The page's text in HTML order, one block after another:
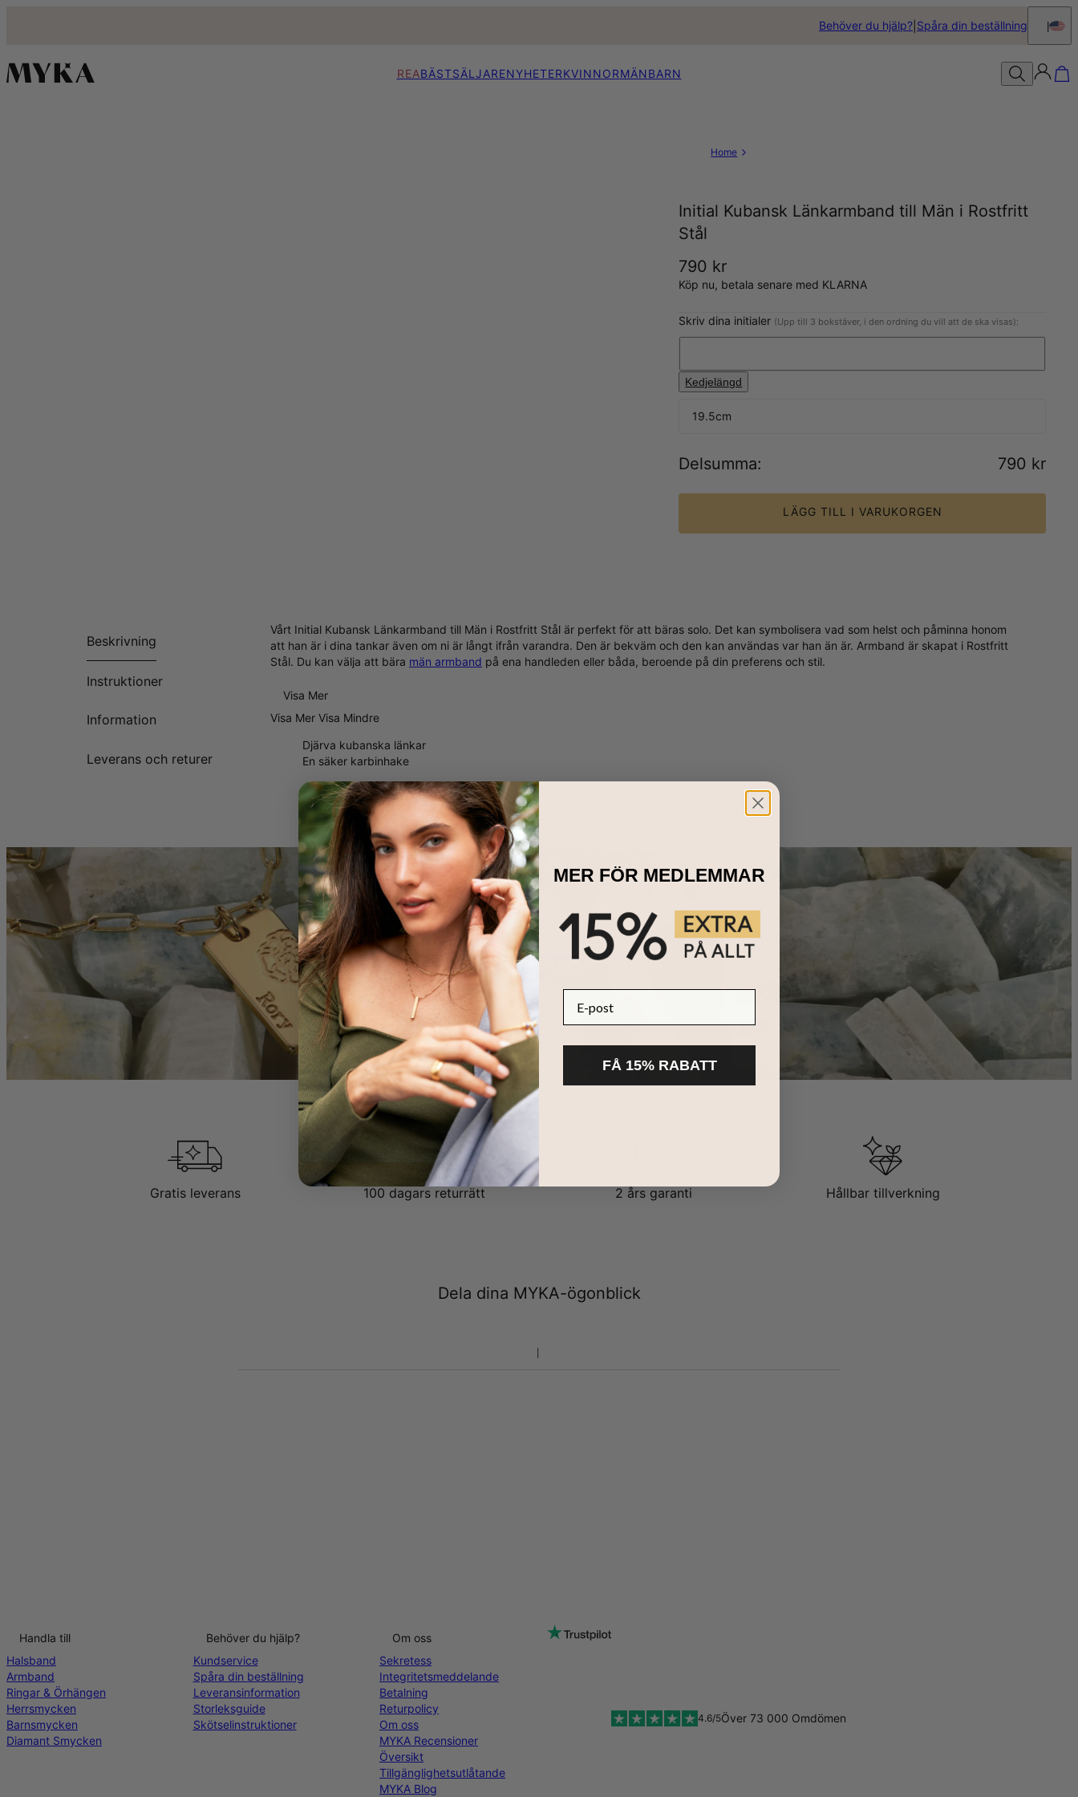
Behöver du hjälp? Spåra din beställning
REABÄSTSÄLJARENYHETERKVINNORMÄNBARN
Home
Initial Kubansk Länkarmband till Män i Rostfritt
Stål
790 kr
Köp nu, betala senare med KLARNA
Skriv dina initialer (Upp till 3 bokstäver, i den ordning du vill att de ska visas):
Kedjelängd
19.5cm
Delsumma: 790 kr
LÄGG TILL I VARUKORGEN
Beskrivning
Instruktioner
Information
Leverans och returer
Vårt Initial Kubansk Länkarmband till Män i Rostfritt Stål är perfekt för att bäras solo. Det kan symbolisera vad som helst och påminna honom
att han är i dina tankar även om ni är långt ifrån varandra. Den är bekväm och den kan användas var han än är. Armband är skapat i Rostfritt
Stål. Du kan välja att bära män armband på ena handleden eller båda, beroende på din preferens och stil.
Visa Mer
Varför Han Kommer Att Älska Det:
Detta armband är en tidlös klassiker - ett armband som många män har på deras önskelista! Den är enkel att matcha med kostym eller en
ledigare stil. Det är både ett vackert smycke och en påminnelse att han är i dina tankar.
FLER VAL:
Glöm inte att ta en titt på vår hela kollektion där du kan hitta fler armband för män, för att unna den där speciella personen.
Visa Mer Visa Mindre
Djärva kubanska länkar
En säker karbinhake
HÅLLBARHET
KÄRNAN PÅ MYKA
LÄS MER
Gratis leverans 100 dagars returrätt 2 års garanti Hållbar tillverkning
Dela dina MYKA-ögonblick
Handla till
Halsband
Armband
Ringar & Örhängen
Herrsmycken
Barnsmycken
Diamant Smycken
Behöver du hjälp?
Kundservice
Spåra din beställning
Leveransinformation
Storleksguide
Skötselinstruktioner
Om oss
Sekretess
Integritetsmeddelande
Betalning
Returpolicy
Om oss
MYKA Recensioner
Översikt
Tillgänglighetsutlåtande
MYKA Blog
4.6/5Över 73 000 Omdömen
MER FÖR MEDLEMMAR
FÅ 15% RABATT